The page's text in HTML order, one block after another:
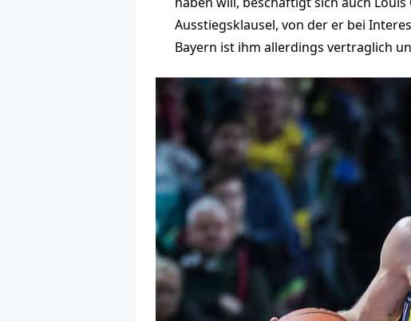
Ausstiegsklausel, von der er bei
Bayern ist ihm allerdings vertraglich